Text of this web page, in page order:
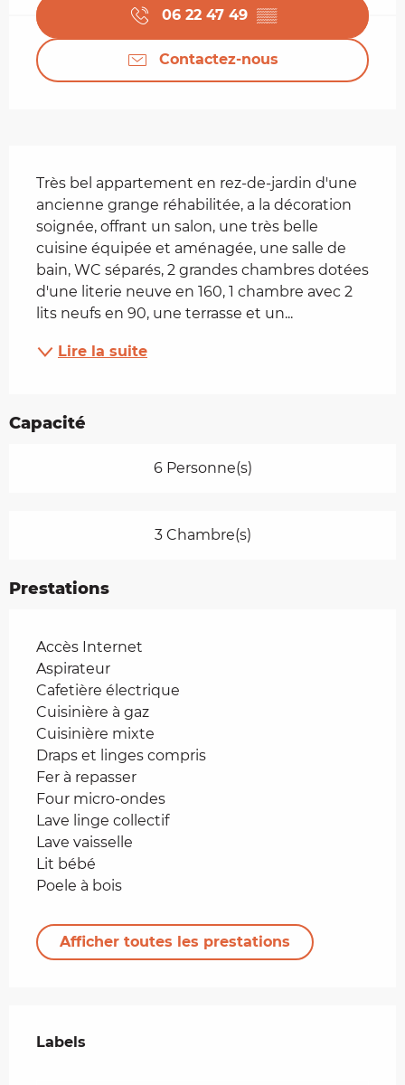
06 22 47 49 ▒▒
Contactez-nous
Très bel appartement en rez-de-jardin d'une
ancienne grange réhabilitée, a la décoration
soignée, offrant un salon, une très belle
cuisine équipée et aménagée, une salle de
bain, WC séparés, 2 grandes chambres dotées
d'une literie neuve en 160, 1 chambre avec 2
lits neufs en 90, une terrasse et un...
Lire la suite
Capacité
6 Personne(s)
3 Chambre(s)
Prestations
Accès Internet
Aspirateur
Cafetière électrique
Cuisinière à gaz
Cuisinière mixte
Draps et linges compris
Fer à repasser
Four micro-ondes
Lave linge collectif
Lave vaisselle
Lit bébé
Poele à bois
Afficher toutes les prestations
Labels
Labels